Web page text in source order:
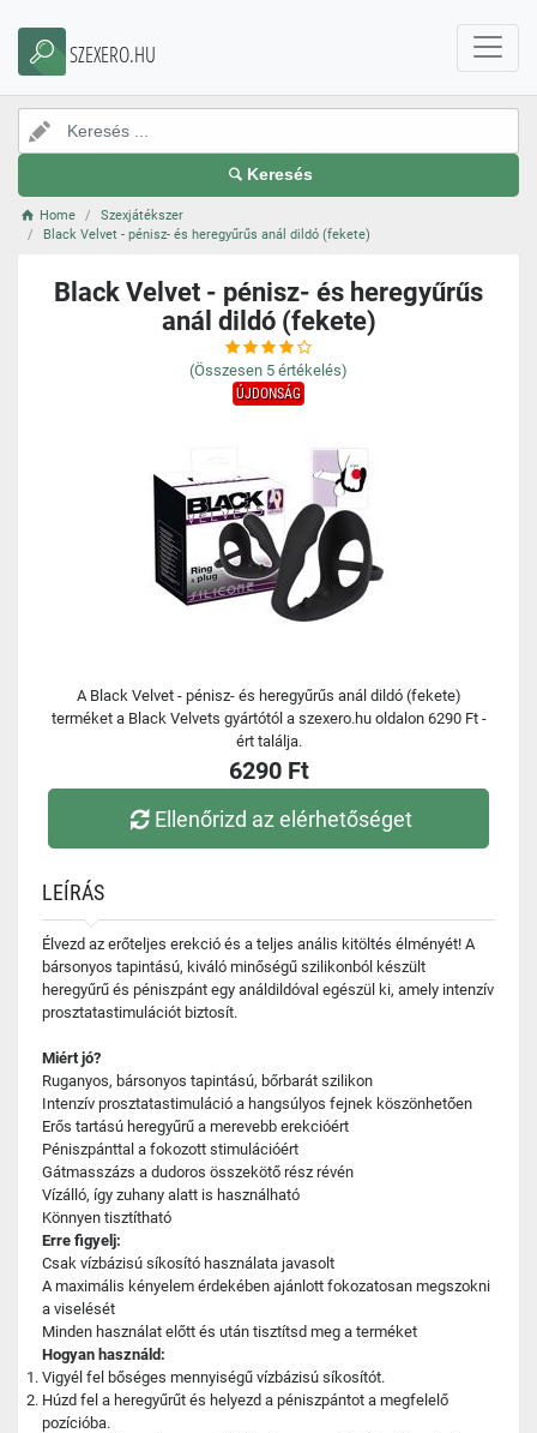
SZEXERO.HU
Keresés
Home
Szexjátékszer
Black Velvet - pénisz- és heregyűrűs anál dildó (fekete)
Black Velvet - pénisz- és heregyűrűs
anál dildó (fekete)
(Összesen 5 értékelés)
ÚJDONSÁG
A Black Velvet - pénisz- és heregyűrűs anál dildó (fekete)
terméket a Black Velvets gyártótól a szexero.hu oldalon 6290 Ft -
ért találja.
6290 Ft
Ellenőrizd az elérhetőséget
LEÍRÁS
Élvezd az erőteljes erekció és a teljes anális kitöltés élményét! A
bársonyos tapintású, kiváló minőségű szilikonból készült
heregyűrű és péniszpánt egy análdildóval egészül ki, amely intenzív
prosztatastimulációt biztosít.
Miért jó?
Ruganyos, bársonyos tapintású, bőrbarát szilikon
Intenzív prosztatastimuláció a hangsúlyos fejnek köszönhetően
Erős tartású heregyűrű a merevebb erekcióért
Péniszpánttal a fokozott stimulációért
Gátmasszázs a dudoros összekötő rész révén
Vízálló, így zuhany alatt is használható
Könnyen tisztítható
Erre figyelj:
Csak vízbázisú síkosító használata javasolt
A maximális kényelem érdekében ajánlott fokozatosan megszokni
a viselését
Minden használat előtt és után tisztítsd meg a terméket
Hogyan használd:
Vigyél fel bőséges mennyiségű vízbázisú síkosítót.
Húzd fel a heregyűrűt és helyezd a péniszpántot a megfelelő
pozícióba.